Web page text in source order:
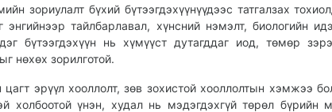
зориулалт бүхий бүтээгдэхүүнүүдээс татгалзах
энгийнээр тайлбарлавал, хүнсний нэмэлт, биологийн
бүтээгдэхүүн нь хүмүүст дутагддаг иод, төмөр
нөхөх зорилготой.
цагт эрүүл хооллолт, зөв зохистой хооллолтын хэмжээ
холбоотой үнэн, худал нь мэдэгдэхгүй төрөл бүрийн